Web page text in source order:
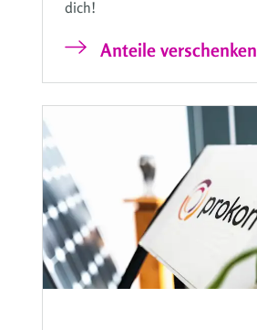
dich!
Anteile verschenken